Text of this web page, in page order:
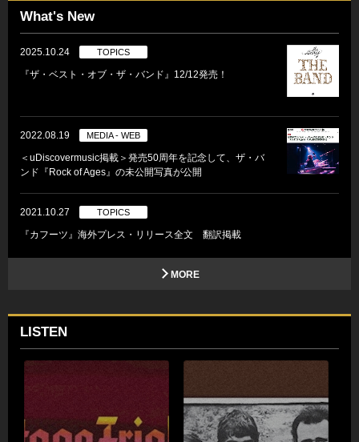
What's New
2025.10.24 TOPICS
『ザ・ベスト・オブ・ザ・バンド』12/12発売！
2022.08.19 MEDIA - WEB
＜uDiscovermusic掲載＞発売50周年を記念して、ザ・バ
ンド『Rock of Ages』の未公開写真が公開
2021.10.27 TOPICS
『カフーツ』海外プレス・リリース全文 翻訳掲載
MORE
LISTEN